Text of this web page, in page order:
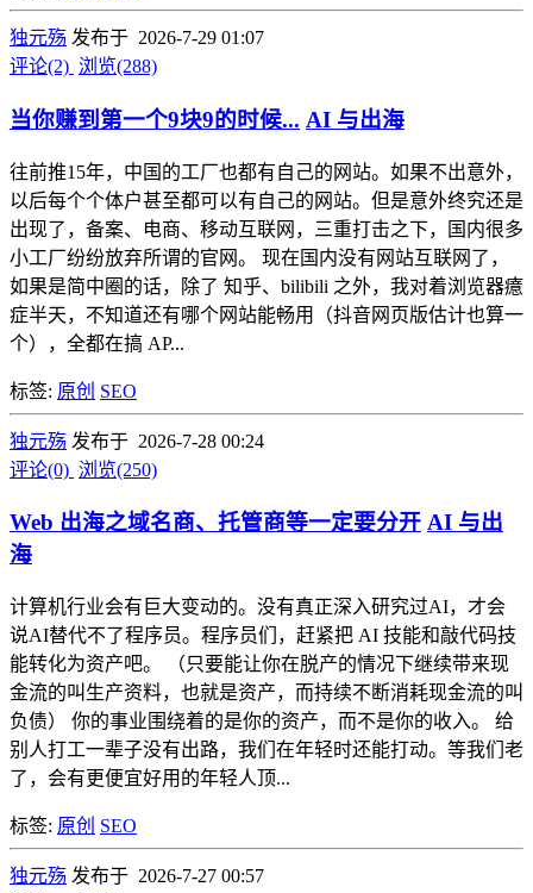
独元殇 发布于 2026-7-29 01:07
评论(2) 浏览(288)
当你赚到第一个9块9的时候... AI 与出海
往前推15年，中国的工厂也都有自己的网站。如果不出意外，
以后每个个体户甚至都可以有自己的网站。但是意外终究还是
出现了，备案、电商、移动互联网，三重打击之下，国内很多
小工厂纷纷放弃所谓的官网。 现在国内没有网站互联网了，
如果是简中圈的话，除了 知乎、bilibili 之外，我对着浏览器癔
症半天，不知道还有哪个网站能畅用（抖音网页版估计也算一
个），全都在搞 AP...
标签: 原创 SEO
独元殇 发布于 2026-7-28 00:24
评论(0) 浏览(250)
Web 出海之域名商、托管商等一定要分开 AI 与出
海
计算机行业会有巨大变动的。没有真正深入研究过AI，才会
说AI替代不了程序员。程序员们，赶紧把 AI 技能和敲代码技
能转化为资产吧。 （只要能让你在脱产的情况下继续带来现
金流的叫生产资料，也就是资产，而持续不断消耗现金流的叫
负债） 你的事业围绕着的是你的资产，而不是你的收入。 给
别人打工一辈子没有出路，我们在年轻时还能打动。等我们老
了，会有更便宜好用的年轻人顶...
标签: 原创 SEO
独元殇 发布于 2026-7-27 00:57